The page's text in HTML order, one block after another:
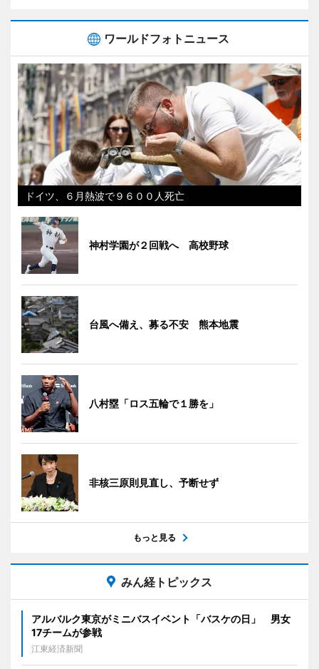
ワールドフォトニュース
ドイツ、６月熱波で９６００人死亡
神村学園が２回戦へ 高校野球
台風へ備え、募る不安 熊本地震
八村塁「ロス五輪で１勝を」
非核三原則見直し、予断せず
もっと見る
みん経トピックス
アルバルク東京がミニバスイベント「バスケの日」 男女
17チームが参戦
江東経済新聞